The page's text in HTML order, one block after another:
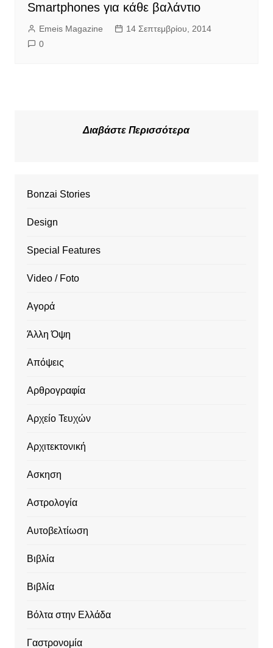
Smartphones για κάθε βαλάντιο
Emeis Magazine
14 Σεπτεμβρίου, 2014
0
Διαβάστε Περισσότερα
Bonzai Stories
Design
Special Features
Video / Foto
Αγορά
Άλλη Όψη
Απόψεις
Αρθρογραφία
Αρχείο Τευχών
Αρχιτεκτονική
Ασκηση
Αστρολογία
Αυτοβελτίωση
Βιβλία
Βιβλία
Βόλτα στην Ελλάδα
Γαστρονομία